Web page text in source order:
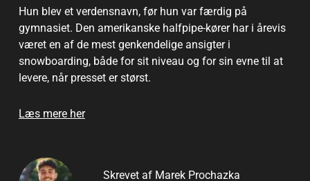
Hun blev et verdensnavn, før hun var færdig på
gymnasiet. Den amerikanske halfpipe-kører har i årevis
været en af de mest genkendelige ansigter i
snowboarding, både for sit niveau og for sin evne til at
levere, når presset er størst.
På merittlisten står to olympiske guld i halfpipe (2018
også været igennem perioder, hvor hun tog et skridt
tilbage fra cirkusset omkring topsporten, før hun kom
Læs mere her
Skrevet af Marek Prochazka